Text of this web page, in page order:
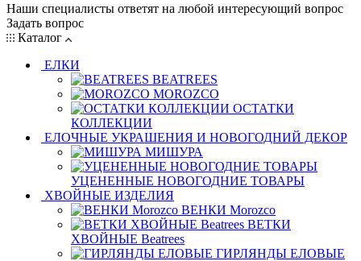
Наши специалисты ответят на любой интересующий вопрос
Задать вопрос
Каталог
ЕЛКИ
BEATREES
MOROZCO
ОСТАТКИ
КОЛЛЕКЦИИ
ЕЛОЧНЫЕ УКРАШЕНИЯ И НОВОГОДНИЙ ДЕКОР
МИШУРА
УЦЕНЕННЫЕ НОВОГОДНИЕ ТОВАРЫ
ХВОЙНЫЕ ИЗДЕЛИЯ
ВЕНКИ Morozco
ВЕТКИ
ХВОЙНЫЕ Beatrees
ГИРЛЯНДЫ ЕЛОВЫЕ